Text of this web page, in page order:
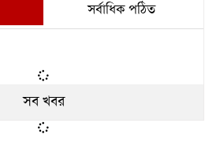
সর্বাধিক পঠিত
সব খবর